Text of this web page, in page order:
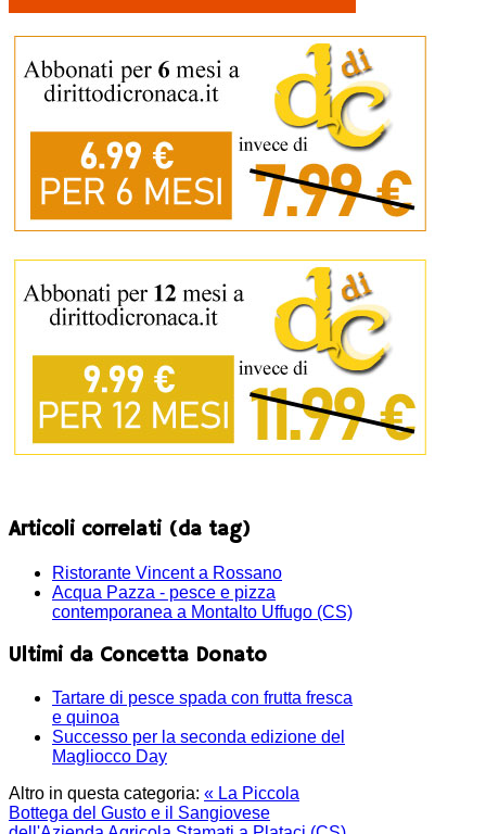
Articoli correlati (da tag)
Ristorante Vincent a Rossano
Acqua Pazza - pesce e pizza
contemporanea a Montalto Uffugo (CS)
Ultimi da Concetta Donato
Tartare di pesce spada con frutta fresca
e quinoa
Successo per la seconda edizione del
Magliocco Day
Altro in questa categoria: « La Piccola
Bottega del Gusto e il Sangiovese